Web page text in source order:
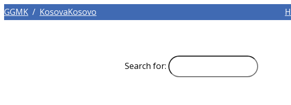
GGMK / KosovaKosovo
Search for: